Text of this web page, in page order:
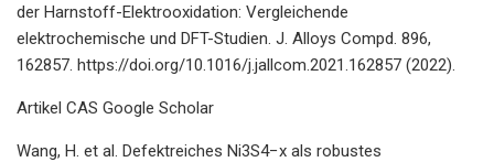
der Harnstoff-Elektrooxidation: Vergleichende
elektrochemische und DFT-Studien. J. Alloys Compd. 896,
162857. https://doi.org/10.1016/j.jallcom.2021.162857 (2022).
Artikel CAS Google Scholar
Wang, H. et al. Defektreiches Ni3S4−x als robustes